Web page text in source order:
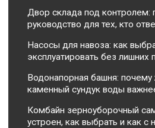
Двор склада под контролем:
руководство для тех, кто
Насосы для навоза: как
эксплуатировать без лишних
Водонапорная башня:
каменный сундук воды
Комбайн зерноуборочный
устроен, как выбрать и как с